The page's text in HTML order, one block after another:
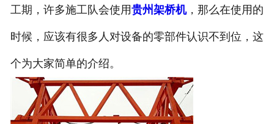
成功案例
联系我们
工期，许多施工队会使用贵州架桥机，那么在使用的
时候，应该有很多人对设备的零部件认识不到位，这
个为大家简单的介绍。